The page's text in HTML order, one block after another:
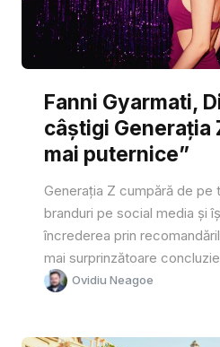
Fanni Gyarmati,
câștigi Generația
mai puternice”
Generația Z cumpără de
branduri pe social media și
încrederea prin
mai surprinzătoare
Ovidiu Neagoe